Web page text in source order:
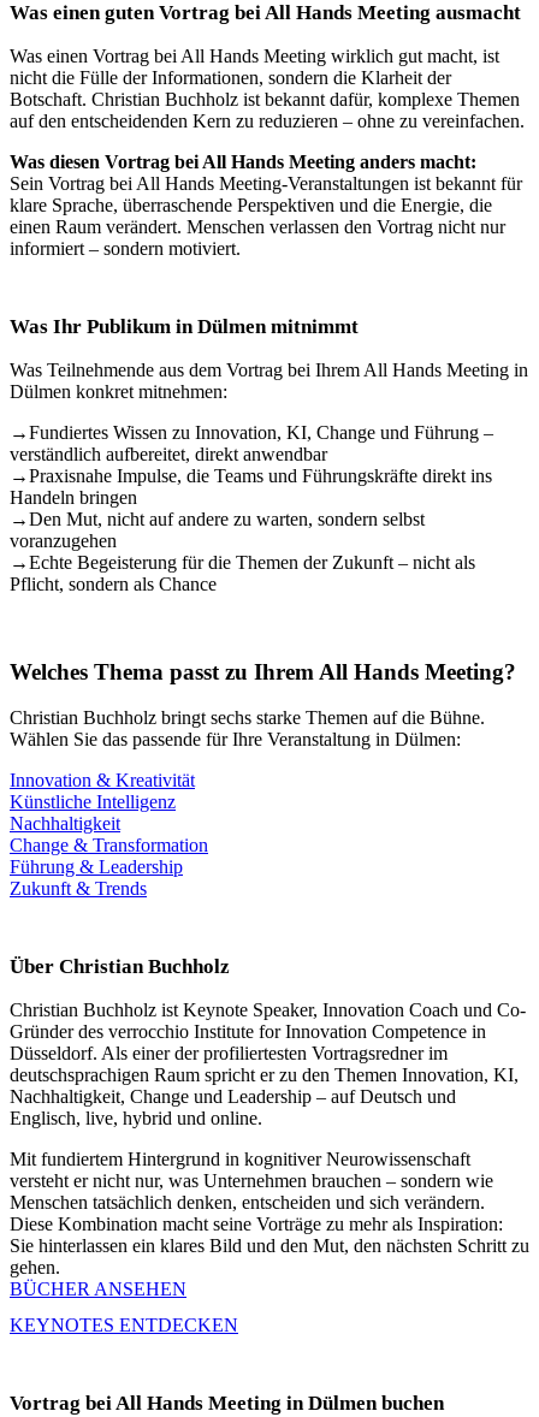
Was einen guten Vortrag bei All Hands Meeting ausmacht
Was einen Vortrag bei All Hands Meeting wirklich gut macht, ist
nicht die Fülle der Informationen, sondern die Klarheit der
Botschaft. Christian Buchholz ist bekannt dafür, komplexe Themen
auf den entscheidenden Kern zu reduzieren – ohne zu vereinfachen.
Was diesen Vortrag bei All Hands Meeting anders macht:
Sein Vortrag bei All Hands Meeting-Veranstaltungen ist bekannt für
klare Sprache, überraschende Perspektiven und die Energie, die
einen Raum verändert. Menschen verlassen den Vortrag nicht nur
informiert – sondern motiviert.
Was Ihr Publikum in Dülmen mitnimmt
Was Teilnehmende aus dem Vortrag bei Ihrem All Hands Meeting in
Dülmen konkret mitnehmen:
→Fundiertes Wissen zu Innovation, KI, Change und Führung –
verständlich aufbereitet, direkt anwendbar
→Praxisnahe Impulse, die Teams und Führungskräfte direkt ins
Handeln bringen
→Den Mut, nicht auf andere zu warten, sondern selbst
voranzugehen
→Echte Begeisterung für die Themen der Zukunft – nicht als
Pflicht, sondern als Chance
Welches Thema passt zu Ihrem All Hands Meeting?
Christian Buchholz bringt sechs starke Themen auf die Bühne.
Wählen Sie das passende für Ihre Veranstaltung in Dülmen:
Innovation & Kreativität
Künstliche Intelligenz
Nachhaltigkeit
Change & Transformation
Führung & Leadership
Zukunft & Trends
Über Christian Buchholz
Christian Buchholz ist Keynote Speaker, Innovation Coach und Co-
Gründer des verrocchio Institute for Innovation Competence in
Düsseldorf. Als einer der profiliertesten Vortragsredner im
deutschsprachigen Raum spricht er zu den Themen Innovation, KI,
Nachhaltigkeit, Change und Leadership – auf Deutsch und
Englisch, live, hybrid und online.
Mit fundiertem Hintergrund in kognitiver Neurowissenschaft
versteht er nicht nur, was Unternehmen brauchen – sondern wie
Menschen tatsächlich denken, entscheiden und sich verändern.
Diese Kombination macht seine Vorträge zu mehr als Inspiration:
Sie hinterlassen ein klares Bild und den Mut, den nächsten Schritt zu
gehen.
BÜCHER ANSEHEN
KEYNOTES ENTDECKEN
Vortrag bei All Hands Meeting in Dülmen buchen